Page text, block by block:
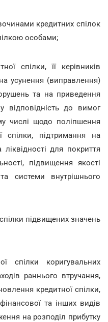
кредитних спілок
особами;
спілки, її керівників
усунення (виправлення)
та на приведення
відповідність до вимог
числі щодо поліпшення
спілки, підтримання на
ліквідності для покриття
підвищення якості
системи внутрішнього
підвищених значень
спілки коригувальних
раннього втручання,
кредитної спілки,
та інших видів
на розподіл прибутку